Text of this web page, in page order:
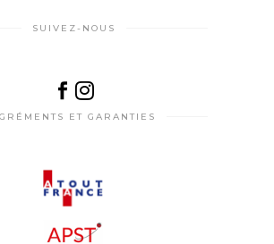
SUIVEZ-NOUS
ET GARANTIES